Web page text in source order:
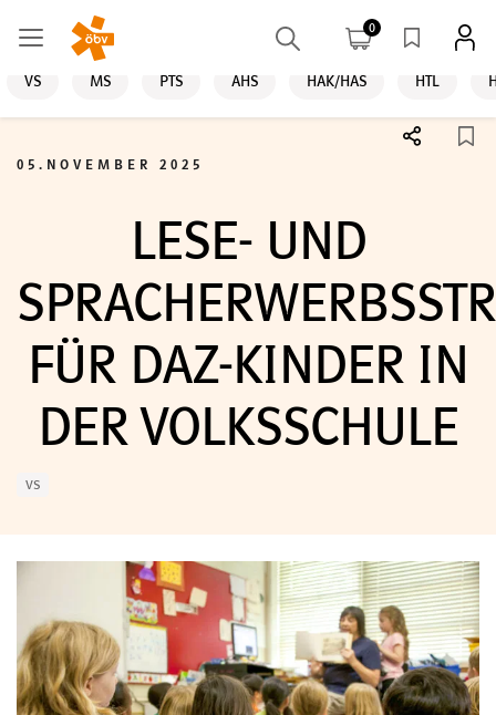
0
VS MS PTS AHS HAK/HAS HTL
05.NOVEMBER 2025
LESE- UND
FÜR DAZ-KINDER IN
DER VOLKSSCHULE
VS